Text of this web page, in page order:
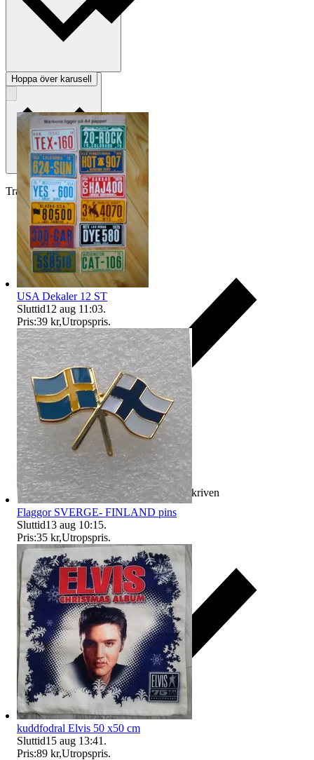
BetalningVia Tradera
Traderas köparskydd
Ersättning om varan inte är som beskriven
Hoppa över karusell
USA Dekaler 12 ST
Sluttid12 aug 11:03.
Pris:39 kr,Utropspris.
Flaggor SVERGE- FINLAND pins
Sluttid13 aug 10:15.
Pris:35 kr,Utropspris.
kuddfodral Elvis 50 x50 cm
Sluttid15 aug 13:41 .
Pris:89 kr,Utropspris.